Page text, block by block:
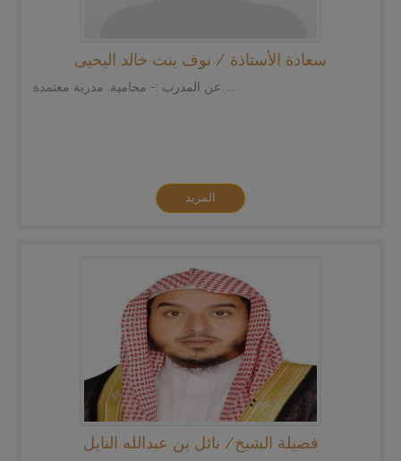
سعادة الأستاذة / نوف بنت خالد اليحيى
المزيد
فضيلة الشيخ/ نائل بن عبدالله النايل